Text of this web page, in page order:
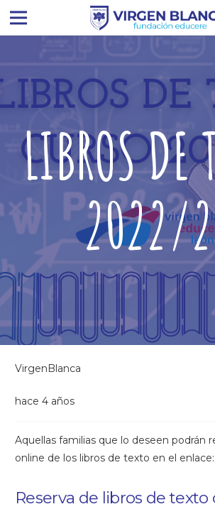
LIBROS DE
2022/
VirgenBlanca
hace 4 años
Aquellas familias que lo deseen podrán
online de los libros de texto en el enlace:
Reserva de libros de texto